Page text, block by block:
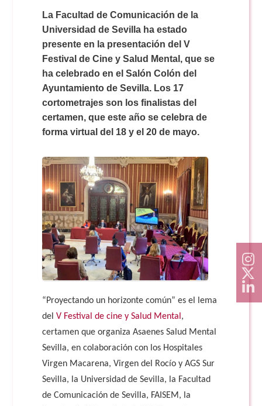
Doble Grado PER/CAV
Doble Grado PER/CAV
#YoPractico
Boletines
La Facultad de Comunicación de la
Universidad de Sevilla ha estado
presente en la presentación del V
Festival de Cine y Salud Mental, que se
ha celebrado en el Salón Colón del
Ayuntamiento de Sevilla. Los 17
cortometrajes son los finalistas del
certamen, que este año se celebra de
forma virtual del 18 y el 20 de mayo.
“Proyectando un horizonte común” es el lema
delV Festival de cine y Salud Mental ,
certamen que organiza Asaenes Salud Mental
Sevilla, en colaboración con los Hospitales
Virgen Macarena, Virgen del Rocío y AGS Sur
Sevilla, la Universidad de Sevilla, la Facultad
de Comunicación de Sevilla, FAISEM, la